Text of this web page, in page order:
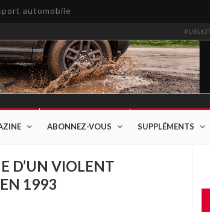
automobile
ABONNEZ-VOUS SUPPLÉMENTS
D’UN VIOLENT
1993